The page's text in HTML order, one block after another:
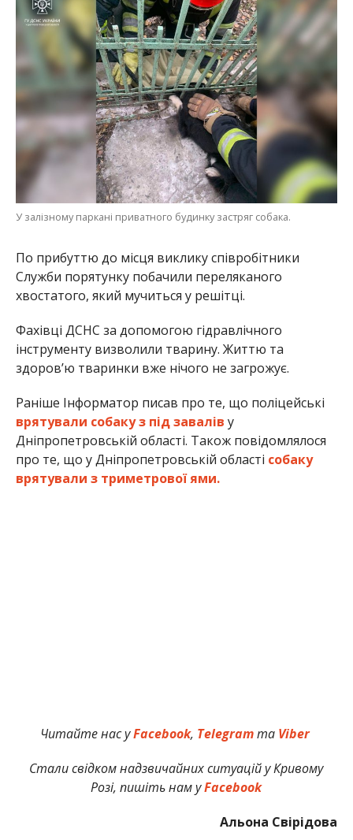
У залізному паркані приватного будинку застряг собака.
По прибуттю до місця виклику співробітники
Служби порятунку побачили переляканого
хвостатого, який мучиться у решітці.
Фахівці ДСНС за допомогою гідравлічного
інструменту визволили тварину. Життю та
здоров’ю тваринки вже нічого не загрожує.
Раніше Інформатор писав про те, що поліцейські
врятували собаку з під завалів у
Дніпропетровській області. Також повідомлялося
про те, що у Дніпропетровській області собаку
врятували з триметрової ями.
Читайте нас уFacebook, Telegramта Viber
Стали свідком надзвичайних ситуацій у Кривому
Розі, пишіть нам уFacebook
Альона Свірідова